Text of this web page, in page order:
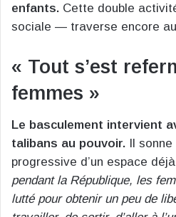
enfants. Cette double
sociale — traverse encore
« Tout s’est
femmes »
Le basculement intervient
talibans au pouvoir. Il
progressive d’un espace
pendant la République, les
lutté pour obtenir un peu de